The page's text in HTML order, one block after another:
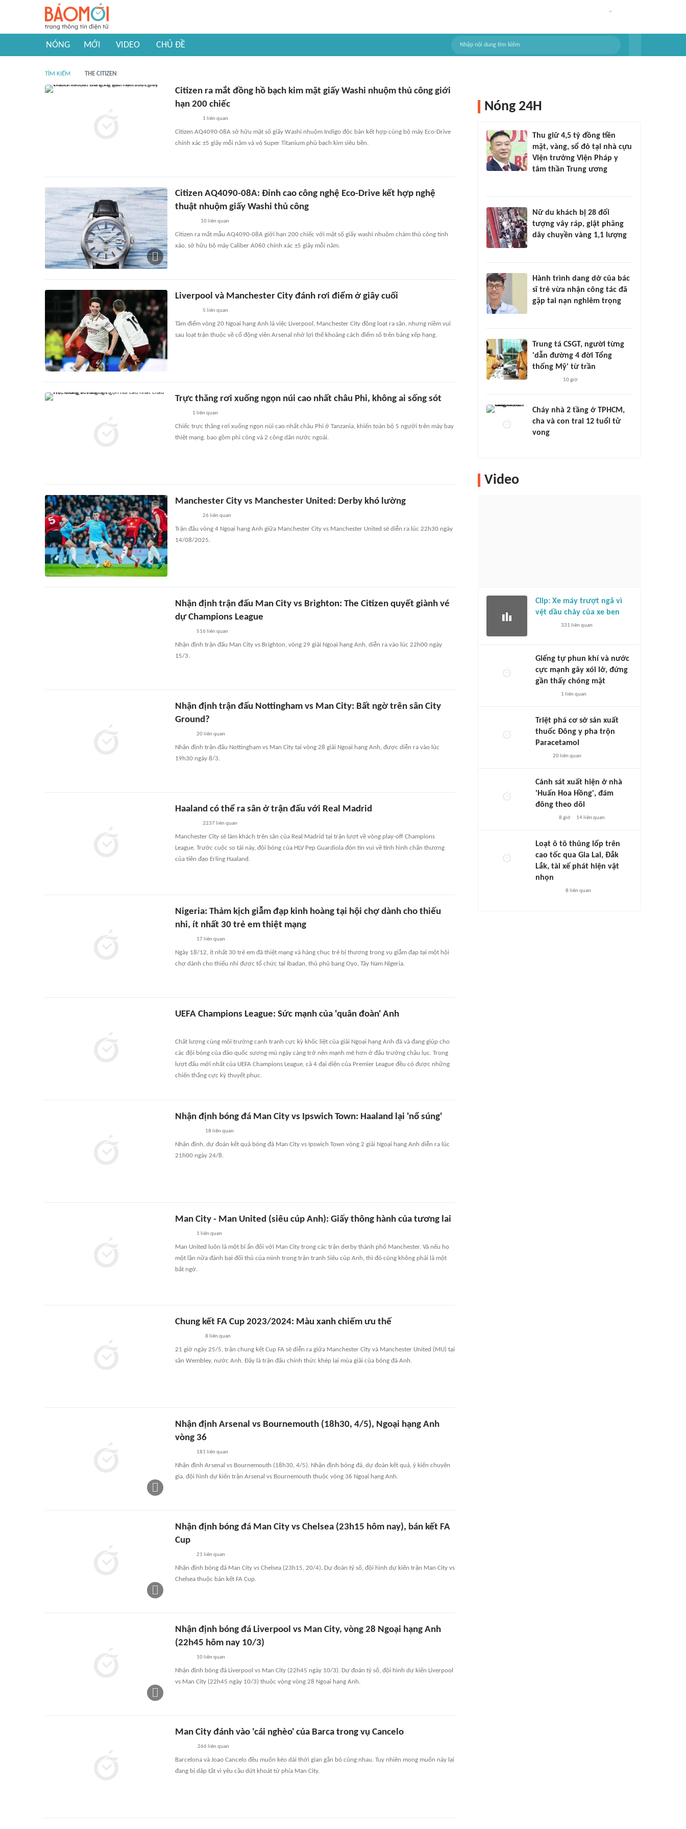
NÓNG MỚI VIDEO CHỦ ĐỀ
TÌM KIẾM THE CITIZEN
Citizen ra mắt đồng hồ bạch kim mặt giấy Washi nhuộm thủ công giới
hạn 200 chiếc
1 liên quan
Citizen AQ4090-08A sở hữu mặt số giấy Washi nhuộm Indigo độc bản kết hợp cùng bộ máy Eco-Drive
chính xác ±5 giây mỗi năm và vỏ Super Titanium phủ bạch kim siêu bền.
Citizen AQ4090-08A: Đỉnh cao công nghệ Eco-Drive kết hợp nghệ
thuật nhuộm giấy Washi thủ công
10liên quan
Citizen ra mắt mẫu AQ4090-08A giới hạn 200 chiếc với mặt số giấy washi nhuộm chàm thủ công tinh
xảo, sở hữu bộ máy Caliber A060 chính xác ±5 giây mỗi năm.
Liverpool và Manchester City đánh rơi điểm ở giây cuối
5 liên quan
Tâm điểm vòng 20 Ngoại hạng Anh là việc Liverpool, Manchester City đồng loạt ra sân, nhưng niềm vui
sau loạt trận thuộc về cổ động viên Arsenal nhờ lợi thế khoảng cách điểm số trên bảng xếp hạng.
Trực thăng rơi xuống ngọn núi cao nhất châu Phi, không ai sống sót
1 liên quan
Chiếc trực thăng rơi xuống ngọn núi cao nhất châu Phi ở Tanzania, khiến toàn bộ 5 người trên máy bay
thiệt mạng, bao gồm phi công và 2 công dân nước ngoài.
Manchester City vs Manchester United: Derby khó lường
26 liên quan
Trận đấu vòng 4 Ngoại hạng Anh giữa Manchester City vs Manchester United sẽ diễn ra lúc 22h30 ngày
14/08/2025.
Nhận định trận đấu Man City vs Brighton: The Citizen quyết giành vé
dự Champions League
516 liên quan
Nhận định trận đấu Man City vs Brighton, vòng 29 giải Ngoại hạng Anh, diễn ra vào lúc 22h00 ngày
15/3.
Nhận định trận đấu Nottingham vs Man City: Bất ngờ trên sân City
Ground?
20 liên quan
Nhận định trận đấu Nottingham vs Man City tại vòng 28 giải Ngoại hạng Anh, được diễn ra vào lúc
19h30 ngày 8/3.
Haaland có thể ra sân ở trận đấu với Real Madrid
2237 liên quan
Manchester City sẽ làm khách trên sân của Real Madrid tại trận lượt về vòng play-off Champions
League. Trước cuộc so tài này, đội bóng của HLV Pep Guardiola đón tin vui về tình hình chấn thương
của tiền đạo Erling Haaland.
Nigeria: Thảm kịch giẫm đạp kinh hoàng tại hội chợ dành cho thiếu
nhi, ít nhất 30 trẻ em thiệt mạng
17 liên quan
Ngày 18/12, ít nhất 30 trẻ em đã thiệt mạng và hàng chục trẻ bị thương trong vụ giẫm đạp tại một hội
chợ dành cho thiếu nhi được tổ chức tại Ibadan, thủ phủ bang Oyo, Tây Nam Nigeria.
UEFA Champions League: Sức mạnh của 'quân đoàn' Anh
Chất lượng cùng môi trường cạnh tranh cực kỳ khốc liệt của giải Ngoại hạng Anh đã và đang giúp cho
các đội bóng của đảo quốc sương mù ngày càng trở nên mạnh mẽ hơn ở đấu trường châu lục. Trong
lượt đấu mới nhất của UEFA Champions League, cả 4 đại diện của Premier League đều có được những
chiến thắng cực kỳ thuyết phục.
Nhận định bóng đá Man City vs Ipswich Town: Haaland lại 'nổ súng'
18 liên quan
Nhận định, dự đoán kết quả bóng đá Man City vs Ipswich Town vòng 2 giải Ngoại hạng Anh diễn ra lúc
21h00 ngày 24/8.
Man City - Man United (siêu cúp Anh): Giấy thông hành của tương lai
1 liên quan
Man United luôn là một bí ẩn đối với Man City trong các trận derby thành phố Manchester. Và nếu họ
một lần nữa đánh bại đối thủ của mình trong trận tranh Siêu cúp Anh, thì đó cũng không phải là một
bất ngờ.
Chung kết FA Cup 2023/2024: Màu xanh chiếm ưu thế
8 liên quan
21 giờ ngày 25/5, trận chung kết Cup FA sẽ diễn ra giữa Manchester City và Manchester United (MU) tại
sân Wembley, nước Anh. Đây là trận đấu chính thức khép lại mùa giải của bóng đá Anh.
Nhận định Arsenal vs Bournemouth (18h30, 4/5), Ngoại hạng Anh
vòng 36
181 liên quan
Nhận định Arsenal vs Bournemouth (18h30, 4/5). Nhận định bóng đá, dự đoán kết quả, ý kiến chuyên
gia, đội hình dự kiến trận Arsenal vs Bournemouth thuộc vòng 36 Ngoại hạng Anh.
Nhận định bóng đá Man City vs Chelsea (23h15 hôm nay), bán kết FA
Cup
21 liên quan
Nhận định bóng đá Man City vs Chelsea (23h15, 20/4). Dự đoán tỷ số, đội hình dự kiến trận Man City vs
Chelsea thuộc bán kết FA Cup.
Nhận định bóng đá Liverpool vs Man City, vòng 28 Ngoại hạng Anh
(22h45 hôm nay 10/3)
10 liên quan
Nhận định bóng đá Liverpool vs Man City (22h45 ngày 10/3). Dự đoán tỷ số, đội hình dự kiến Liverpool
vs Man City (22h45 ngày 10/3) thuộc vòng vòng 28 Ngoại hạng Anh.
Man City đánh vào 'cái nghèo' của Barca trong vụ Cancelo
266 liên quan
Barcelona và Joao Cancelo đều muốn kéo dài thời gian gắn bó cùng nhau. Tuy nhiên mong muốn này lại
đang bị dập tắt vì yêu cầu dứt khoát từ phía Man City.
Nóng 24H
Thu giữ 4,5 tỷ đồng tiền
mặt, vàng, sổ đỏ tại nhà cựu
Viện trưởng Viện Pháp y
tâm thần Trung ương
Nữ du khách bị 28 đối
tượng vây ráp, giật phăng
dây chuyền vàng 1,1 lượng
Hành trình dang dở của bác
sĩ trẻ vừa nhận công tác đã
gặp tai nạn nghiêm trọng
Trung tá CSGT, người từng
'dẫn đường 4 đời Tổng
thống Mỹ' từ trần
10 giờ
Cháy nhà 2 tầng ở TPHCM,
cha và con trai 12 tuổi tử
vong
Video
Clip: Xe máy trượt ngã vì
vệt dầu chảy của xe ben
331 liên quan
Giếng tự phun khí và nước
cực mạnh gây xói lở, đứng
gần thấy chóng mặt
1 liên quan
Triệt phá cơ sở sản xuất
thuốc Đông y pha trộn
Paracetamol
20liên quan
Cảnh sát xuất hiện ở nhà
'Huấn Hoa Hồng', đám
đông theo dõi
8 giờ 14liên quan
Loạt ô tô thủng lốp trên
cao tốc qua Gia Lai, Đắk
Lắk, tài xế phát hiện vật
nhọn
8 liên quan